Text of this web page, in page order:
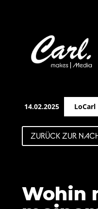
14.02.2025 LoCarl
ZURÜCK ZUR
Wohin